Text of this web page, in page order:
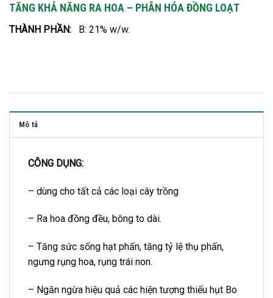
TĂNG KHẢ NĂNG RA HOA – PHÂN HÓA ĐỒNG LOẠT
THÀNH PHẦN: B: 21% w/w.
Mô tả
CÔNG DỤNG:
– dùng cho tất cả các loại cây trồng
– Ra hoa đồng đều, bông to dài.
– Tăng sức sống hạt phấn, tăng tỷ lệ thụ phấn,
ngưng rụng hoa, rụng trái non.
– Ngăn ngừa hiệu quả các hiện tượng thiếu hụt Bo